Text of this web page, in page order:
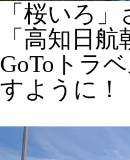
「桜いろ
「高知日
GoToトラ
すように！